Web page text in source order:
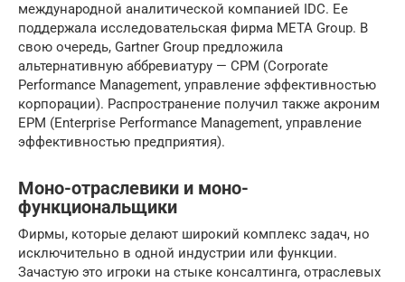
международной аналитической компанией IDC. Ее
поддержала исследовательская фирма META Group. В
свою очередь, Gartner Group предложила
альтернативную аббревиатуру — СРМ (Corporate
Performance Management, управление эффективностью
корпорации). Распространение получил также акроним
EРМ (Enterprise Performance Management, управление
эффективностью предприятия).
Моно-отраслевики и моно-
функциональщики
Фирмы, которые делают широкий комплекс задач, но
исключительно в одной индустрии или функции.
Зачастую это игроки на стыке консалтинга, отраслевых